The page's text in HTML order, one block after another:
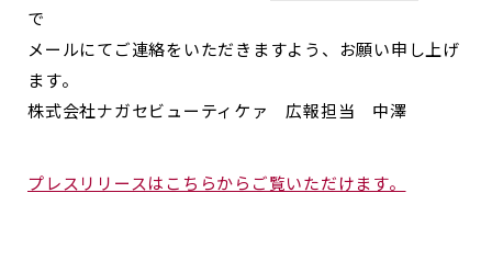
で
メールにてご連絡をいただきますよう、お願い申し上げ
ます。
株式会社ナガセビューティケァ 広報担当 中澤
プレスリリースはこちらからご覧いただけます。